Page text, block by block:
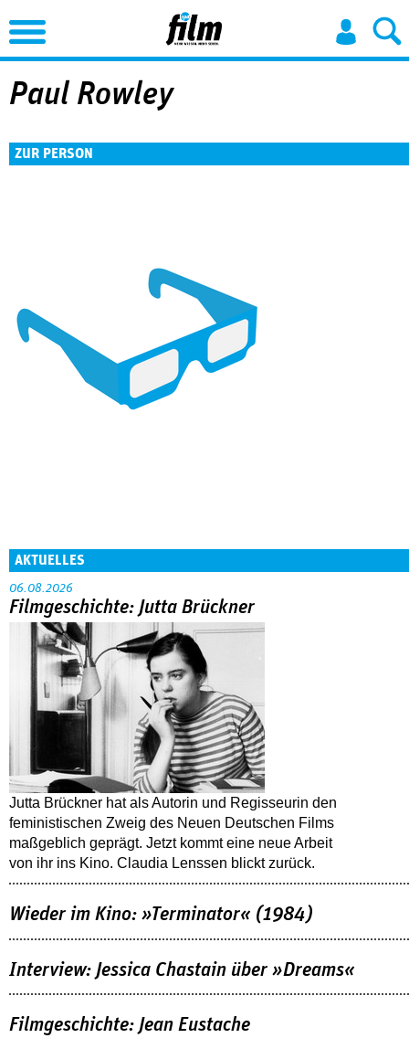
Jump to Navigation
Paul Rowley
ZUR PERSON
AKTUELLES
06.08.2026
Filmgeschichte: Jutta Brückner
Jutta Brückner hat als Autorin und Regisseurin den
feministischen Zweig des Neuen Deutschen Films
maßgeblich geprägt. Jetzt kommt eine neue Arbeit
von ihr ins Kino. Claudia Lenssen blickt zurück.
Wieder im Kino: »Terminator« (1984)
Interview: Jessica Chastain über »Dreams«
Filmgeschichte: Jean Eustache